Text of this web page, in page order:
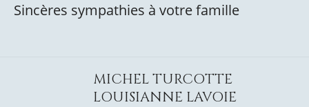
Sincères sympathies à votre famille
MICHEL TURCOTTE
LOUISIANNE LAVOIE